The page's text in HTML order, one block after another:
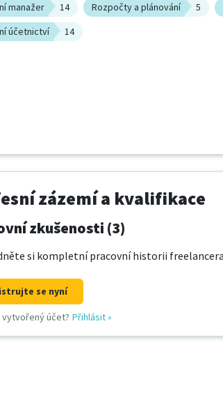
manažer 14 Rozpočty a plánování 5
účetnictví
14
zázemí a kvalifikace
zkušenosti (3)
si kompletní pracovní historii
se nyní
vytvořený účet? Přihlásit»